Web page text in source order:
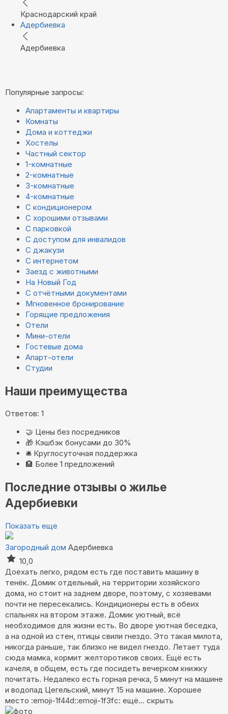
Краснодарский край
Адербиевка
Адербиевка
Популярные запросы:
Апартаменты и квартиры
Комнаты
Дома и коттеджи
Хостелы
Частный сектор
1-комнатные
2-комнатные
3-комнатные
4-комнатные
С кондиционером
С хорошими отзывами
С парковкой
С доступом для инвалидов
С джакузи
С интернетом
Заезд с животными
На Новый Год
С отчётными документами
Мгновенное бронирование
Горящие предложения
Отели
Мини-отели
Гостевые дома
Апарт-отели
Студии
Наши преимущества
Ответов: 1
🤝 Цены без посредников
🎁 Кэшбэк бонусами до 30%
🛎️ Круглосуточная поддержка
🏨 Более 1 предложений
Последние отзывы о жилье
Адербиевки
Показать еще
Загородный дом Адербиевка
10,0
Доехать легко, рядом есть где поставить машину в
тенёк. Домик отдельный, на территории хозяйского
дома, но стоит на заднем дворе, поэтому, с хозяевами
почти не пересекались. Кондиционеры есть в обеих
спальнях на втором этаже. Домик уютный, всё
необходимое для жизни есть. Во дворе уютная беседка,
а на одной из стен, птицы свили гнездо. Это такая милота,
никогда раньше, так близко не видел гнездо. Летает туда
сюда мамка, кормит желторотиков своих. Ещё есть
качеля, в общем, есть где посидеть вечерком книжку
почитать. Недалеко есть горная речка, 5 минут на машине
и водопад Цегельский, минут 15 на машине. Хорошее
место :emoji-1f44d::emoji-1f3fc: ещё... скрыть